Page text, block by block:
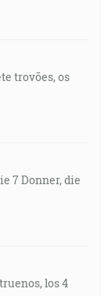
trovões, os
7 Donner, die
los 4